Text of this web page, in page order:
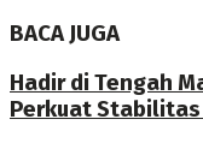
BACA JUGA
Hadir di Tengah
Perkuat Stabilitas